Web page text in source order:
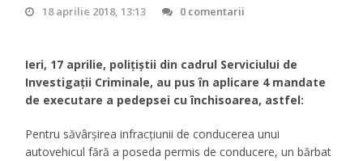
18 aprilie 2018, 13:13 0 comentarii
Ieri, 17 aprilie, polițiștii din cadrul Serviciului de
Investigații Criminale, au pus în aplicare 4 mandate
de executare a pedepsei cu închisoarea, astfel:
Pentru săvârșirea infracțiunii de conducerea unui
autovehicul fără a poseda permis de conducere, un bărbat